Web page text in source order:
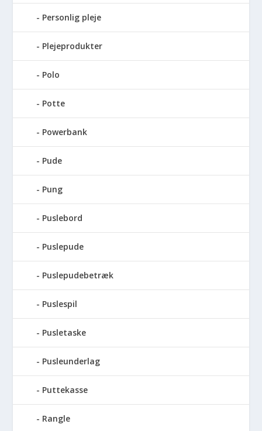
Personlig pleje
Plejeprodukter
Polo
Potte
Powerbank
Pude
Pung
Puslebord
Puslepude
Puslepudebetræk
Puslespil
Pusletaske
Pusleunderlag
Puttekasse
Rangle